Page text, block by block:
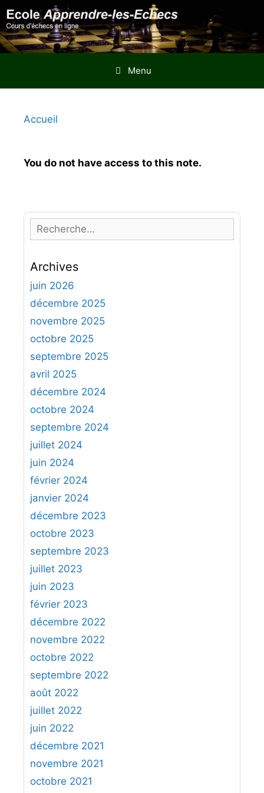
Aller
au
contenu
Menu
Accueil
You do not have access to this note.
e
h
e
r
h
e
r
:
Archives
juin 2026
décembre 2025
novembre 2025
octobre 2025
septembre 2025
avril 2025
décembre 2024
octobre 2024
septembre 2024
juillet 2024
juin 2024
février 2024
janvier 2024
décembre 2023
octobre 2023
septembre 2023
juillet 2023
juin 2023
février 2023
décembre 2022
novembre 2022
octobre 2022
septembre 2022
août 2022
juillet 2022
juin 2022
décembre 2021
novembre 2021
octobre 2021